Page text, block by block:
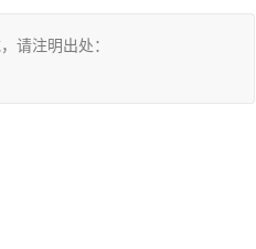
请注明出处：